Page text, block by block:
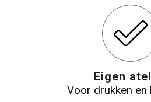
Eigen
Voor drukken en